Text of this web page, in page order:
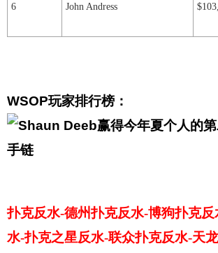
6 John Andress
WSOP玩家排行榜：
扑克反水-德州扑克反水-博狗扑克反
水-扑克之星反水-联众扑克反水-天